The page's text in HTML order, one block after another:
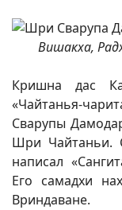
Вишакха,
Кришна дас
«Чайтанья-
Сварупы
Шри Чайтаньи.
написал
Его самадхи
Вриндаване.